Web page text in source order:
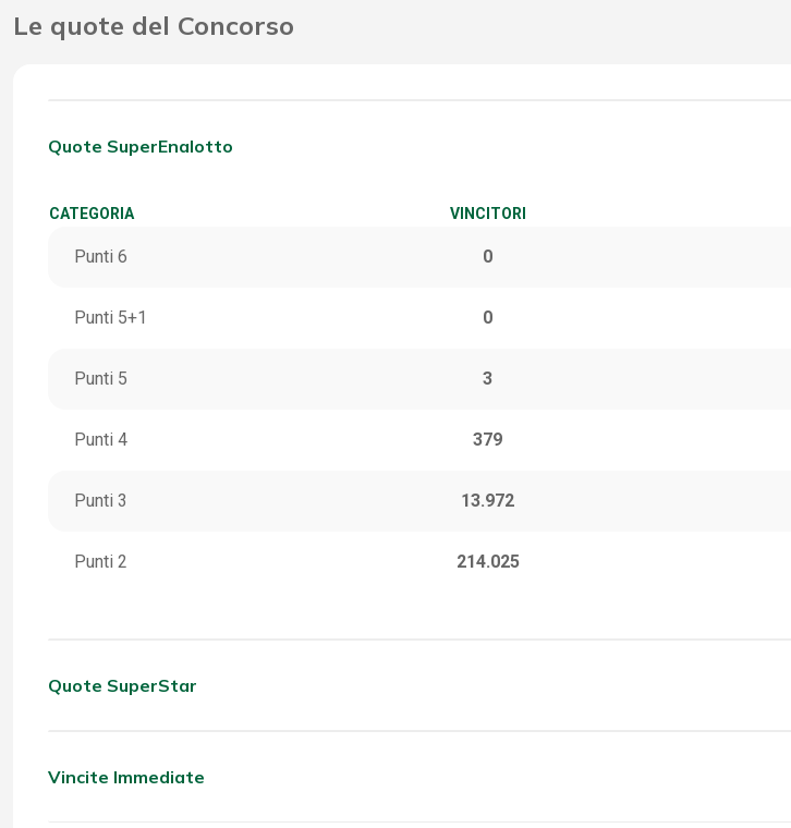
Le quote del Concorso
Quote SuperEnalotto
CATEGORIA VINCITORI
Punti 6 0
Punti 5+1 0
Punti 5 3
Punti 4 379
Punti 3 13.972
Punti 2 214.025
Quote SuperStar
5 Stella
Vincite Immediate